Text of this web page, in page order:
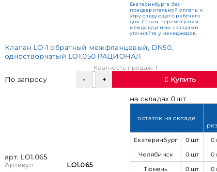
Екатеринбурга без
предварительной оплаты к
утру следующего рабочего
дня. Сроки перемещения
между другими складами
уточняйте у менеджеров.
Клапан LO-1 обратный межфланцевый, DN50,
одностворчатый LO1.050 РАЦИОНАЛ
По запросу
Кратность продаж: 1
Купить
арт. LO1.065
Артикул
LO1.065
на складах 0 шт
остаток на складе
Екатеринбург
0 шт
0
Челябинск
0 шт
0
Тюмень
0 шт
0